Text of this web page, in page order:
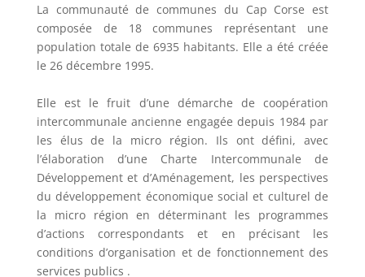
La communauté de communes du Cap Corse est
composée de 18 communes représentant une
population totale de 6935 habitants. Elle a été créée
le 26 décembre 1995.
Elle est le fruit d’une démarche de coopération
intercommunale ancienne engagée depuis 1984 par
les élus de la micro région. Ils ont défini, avec
l’élaboration d’une Charte Intercommunale de
Développement et d’Aménagement, les perspectives
du développement économique social et culturel de
la micro région en déterminant les programmes
d’actions correspondants et en précisant les
conditions d’organisation et de fonctionnement des
services publics .